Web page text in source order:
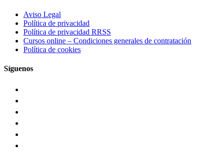
Aviso Legal
Política de privacidad
Política de privacidad RRSS
Cursos online – Condiciones generales de contratación
Política de cookies
Síguenos